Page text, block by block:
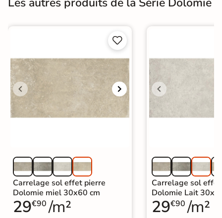


Carrelage sol effet pierre
Dolomie miel 30x60 cm
29€90 /m²
Carrelage sol
Dolomie Lait
29€90 /m²